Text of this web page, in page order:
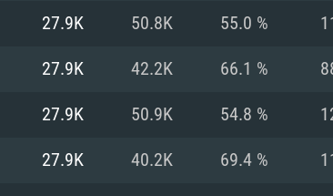
superior
(Intel Xeon
mais
27.9K 50.8K 55.0 %
27.9K 42.2K 66.1 %
27.9K 50.9K 54.8 %
27.9K 40.2K 69.4 %